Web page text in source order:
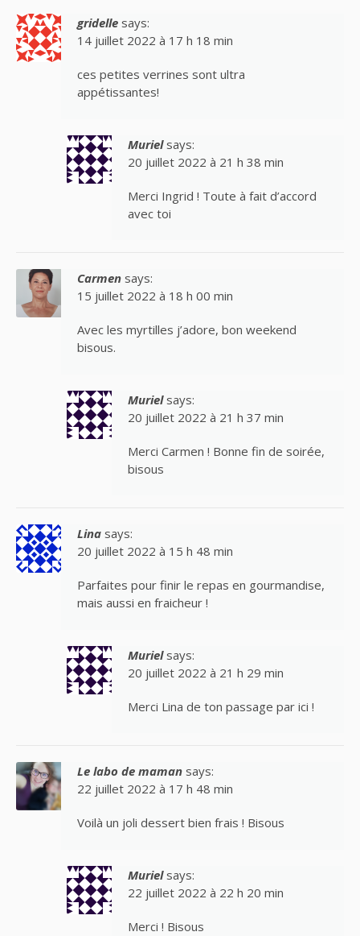
gridelle says:
14 juillet 2022 à 17 h 18 min
ces petites verrines sont ultra
appétissantes!
Muriel says:
20 juillet 2022 à 21 h 38 min
Merci Ingrid ! Toute à fait d’accord
avec toi
Carmen says:
15 juillet 2022 à 18 h 00 min
Avec les myrtilles j’adore, bon weekend
bisous.
Muriel says:
20 juillet 2022 à 21 h 37 min
Merci Carmen ! Bonne fin de soirée,
bisous
Lina says:
20 juillet 2022 à 15 h 48 min
Parfaites pour finir le repas en gourmandise,
mais aussi en fraicheur !
Muriel says:
20 juillet 2022 à 21 h 29 min
Merci Lina de ton passage par ici !
Le labo de maman says:
22 juillet 2022 à 17 h 48 min
Voilà un joli dessert bien frais ! Bisous
Muriel says:
22 juillet 2022 à 22 h 20 min
Merci ! Bisous